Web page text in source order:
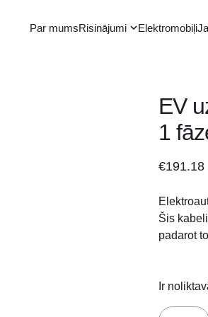
Par mumsRisinājumi Elektromobiļi
EV
1
€191.18
Šis
padarot
Ir
EV